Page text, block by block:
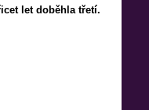
let doběhla třetí.